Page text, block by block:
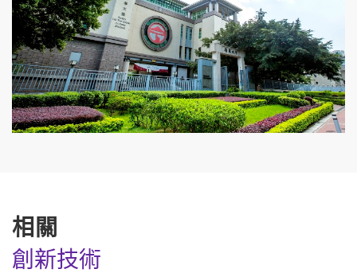
相關
創新技術